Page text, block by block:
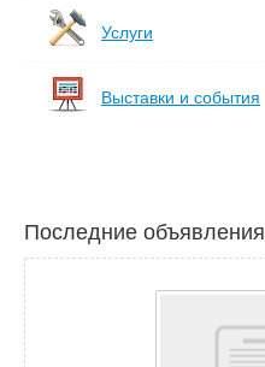
Услуги
Выставки и события
Последние объявления